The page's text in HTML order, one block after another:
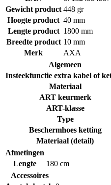
Gewicht product 448 gr
Hoogte product 40 mm
Lengte product 1800 mm
Breedte product 10 mm
Merk
AXA
Algemeen
Insteekfunctie extra kabel of
Materiaal
ART keurmerk
ART-klasse
Type
Beschermhoes ketting
Materiaal (detail)
Afmetingen
Lengte
180 cm
Accessoires